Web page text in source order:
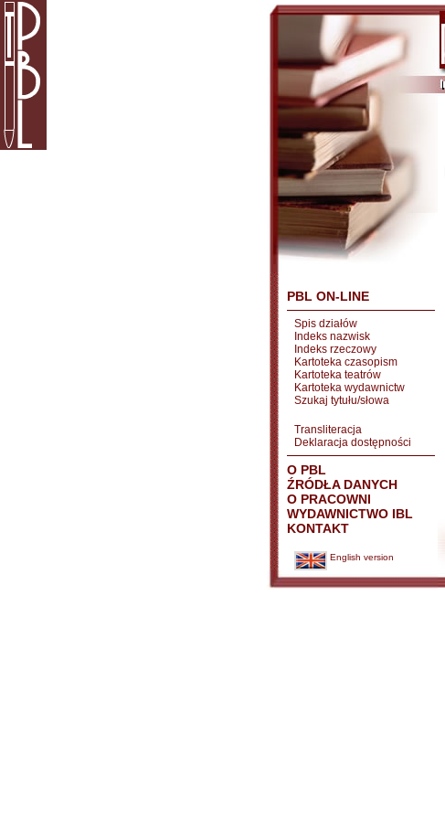
PBL ON-LINE
Spis działów
Indeks nazwisk
Indeks rzeczowy
Kartoteka czasopism
Kartoteka teatrów
Kartoteka wydawnictw
Szukaj tytułu/słowa
Transliteracja
Deklaracja dostępności
O PBL
ŹRÓDŁA DANYCH
O PRACOWNI
WYDAWNICTWO IBL
KONTAKT
English version